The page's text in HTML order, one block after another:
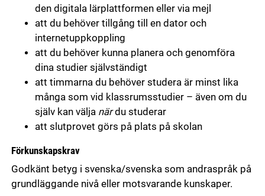
den digitala lärplattformen eller via mejl
att du behöver tillgång till en dator och
internetuppkoppling
att du behöver kunna planera och genomföra
dina studier självständigt
att timmarna du behöver studera är minst lika
många som vid klassrumsstudier – även om du
själv kan välja närdu studerar
att slutprovet görs på plats på skolan
Förkunskapskrav
Godkänt betyg i svenska/svenska som andraspråk på
grundläggande nivå eller motsvarande kunskaper.